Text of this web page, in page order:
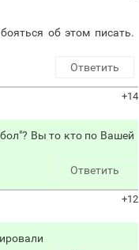
об этом писать.
Ответить
+14
Вы то кто по Вашей
Ответить
+12